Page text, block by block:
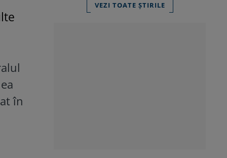
în
VEZI TOATE ȘTIRILE